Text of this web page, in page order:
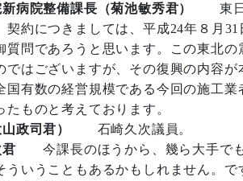
病院整備課長（菊池敏秀君）
東日
契約につきましては、平成24年８月
質問であろうと思います。この東北
ではございますが、その復興の内容
国有数の経営規模である今回の施工
たものと考えております。
山政司君）
石崎久次議員。
君
今課長のほうから、幾ら大手で
ういうこともあるかもしれません。